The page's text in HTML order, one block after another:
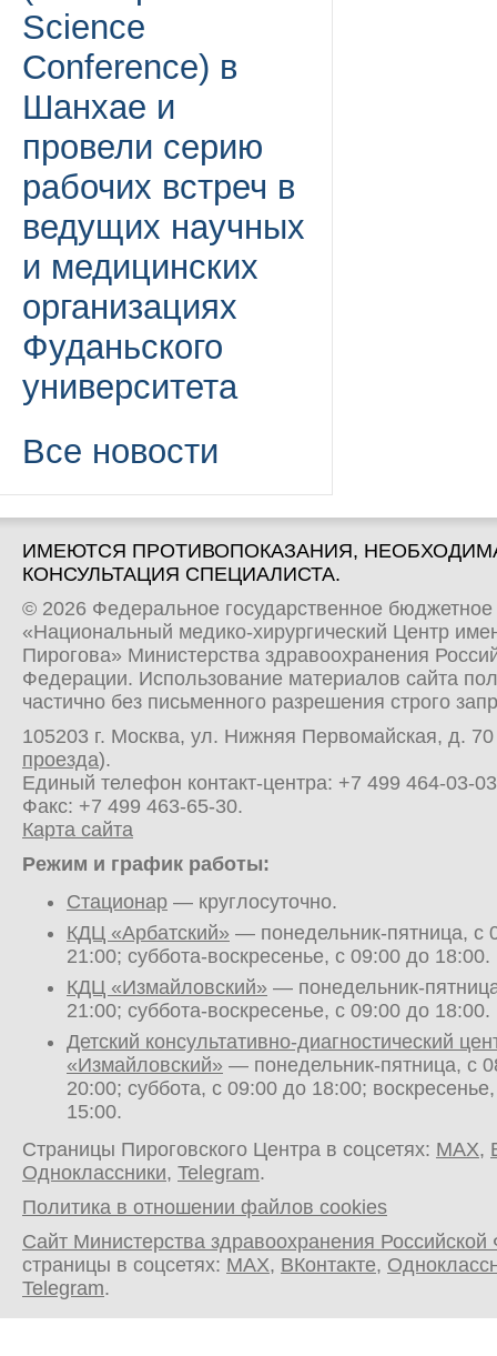
Science
Conference) в
Шанхае и
провели серию
рабочих встреч в
ведущих научных
и медицинских
организациях
Фуданьского
университета
Все новости
ИМЕЮТСЯ ПРОТИВОПОКАЗАНИЯ,
КОНСУЛЬТАЦИЯ СПЕЦИАЛИСТА.
© 2026 Федеральное государственное
«Национальный медико-хирургический Центр
Пирогова» Министерства здравоохранения
Федерации. Использование материалов сайта
частично без письменного разрешения строго
105203 г. Москва, ул. Нижняя Первомайская, д.
проезда).
Единый телефон контакт-центра: +7 499 464-03-03
Факс: +7 499 463-65-30.
Карта сайта
Режим и график работы:
Стационар — круглосуточно.
КДЦ «Арбатский» — понедельник-пятница, с
21:00; суббота-воскресенье, с 09:00 до 18:00.
КДЦ «Измайловский» — понедельник-
21:00; суббота-воскресенье, с 09:00 до 18:00.
Детский консультативно-диагностический
«Измайловский» — понедельник-пятница, с
20:00; суббота, с 09:00 до 18:00;
15:00.
Страницы Пироговского Центра в соцсетях: MAX,
Одноклассники, Telegram.
Политика в отношении файлов cookies
Сайт Министерства здравоохранения
страницы в соцсетях: MAX, ВКонтакте,
Telegram.